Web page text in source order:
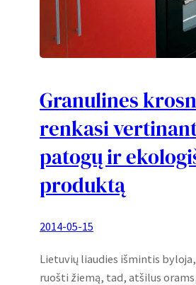
Granulines
renkasi
patogų ir
produktą
2014-05-15
Lietuvių liaudies išmintis
ruošti žiemą, tad, atšilus